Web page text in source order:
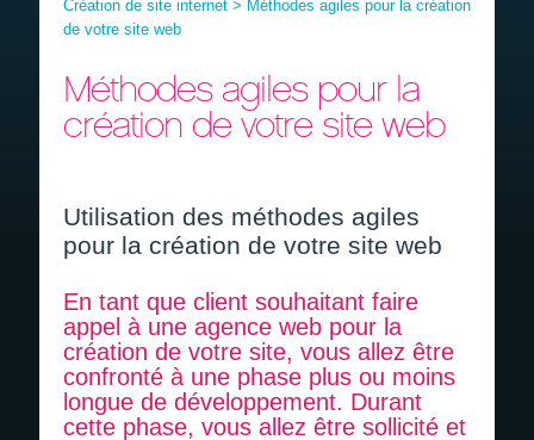
Contact
Devis gratuit
Création de site internet > Méthodes agiles pour la création
de votre site web
Méthodes agiles pour la
création de votre site web
Utilisation des méthodes agiles
pour la création de votre site web
En tant que client souhaitant faire
appel à une agence web pour la
création de votre site, vous allez être
confronté à une phase plus ou moins
longue de développement. Durant
cette phase, vous allez être sollicité et